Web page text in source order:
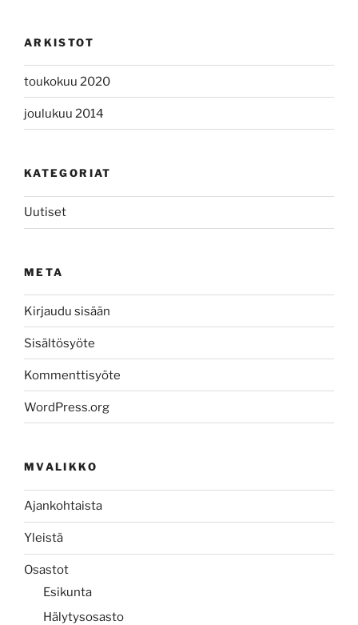
ARKISTOT
toukokuu 2020
joulukuu 2014
KATEGORIAT
Uutiset
META
Kirjaudu sisään
Sisältösyöte
Kommenttisyöte
WordPress.org
MVALIKKO
Ajankohtaista
Yleistä
Osastot
Esikunta
Hälytysosasto